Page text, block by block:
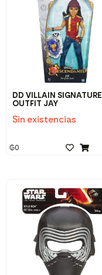
DD VILLAIN SIGNATURE
OUTFIT JAY
Sin existencias
₲0